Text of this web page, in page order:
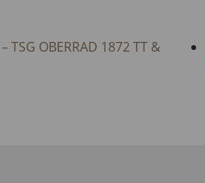
TSG OBERRAD 1872 TT &